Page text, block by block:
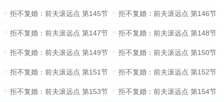
拒不复婚：前夫滚远点 第145节 拒不复婚：前夫滚远点 第146节
拒不复婚：前夫滚远点 第147节 拒不复婚：前夫滚远点 第148节
拒不复婚：前夫滚远点 第149节 拒不复婚：前夫滚远点 第150节
拒不复婚：前夫滚远点 第151节 拒不复婚：前夫滚远点 第152节
拒不复婚：前夫滚远点 第153节 拒不复婚：前夫滚远点 第154节